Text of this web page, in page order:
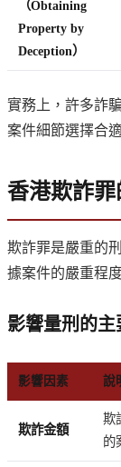
（Obtaining
Property by
Deception）
實務上，許多詐
案件細節選擇合
香港欺詐
欺詐罪是嚴重的
據案件的嚴重程
影響量刑的主
影響因素 說
欺詐金額
欺
的